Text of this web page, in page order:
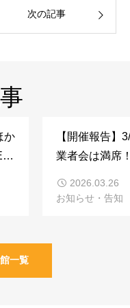
次の記事
か
【開催報告】
業者会は満席
2026.03.26
お知らせ・告知
一覧